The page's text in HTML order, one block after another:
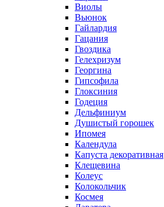
Виолы
Вьюнок
Гайлардия
Гацания
Гвоздика
Гелехризум
Георгина
Гипсофила
Глоксиния
Годеция
Дельфиниум
Душистый горошек
Ипомея
Календула
Капуста декоративная
Клещевина
Колеус
Колокольчик
Космея